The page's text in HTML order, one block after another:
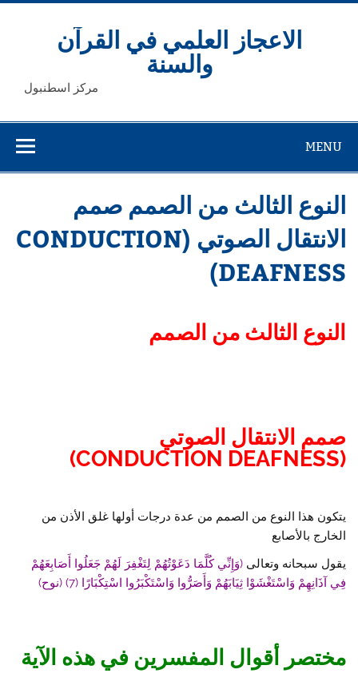
Skip
الاعجاز العلمي في القرآن
والسنة
مركز اسطنبول
MENU
النوع الثالث من الصمم صمم
الانتقال الصوتي (CONDUCTION
DEAFNESS)
النوع الثالث من الصمم
صمم الانتقال الصوتي
(CONDUCTION DEAFNESS)
يتكون هذا النوع من الصمم من عدة درجات أولها غلق الأذن من
الخارج بالأصابع
يقول سبحانه وتعالى(وَإِنِّي كُلَّمَا دَعَوْتُهُمْ لِتَغْفِرَ لَهُمْ جَعَلُوا أَصَابِعَهُمْ
فِي آذَانِهِمْ وَاسْتَغْشَوْا ثِيَابَهُمْ وَأَصَرُّوا وَاسْتَكْبَرُوا اسْتِكْبَارًا (7) (نوح)
مختصر أقوال المفسرين في هذه الآية